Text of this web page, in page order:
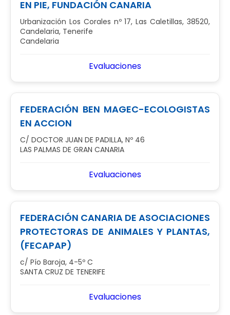
EN PIE, FUNDACIÓN CANARIA
Urbanización Los Corales nº 17, Las Caletillas, 38520,
Candelaria, Tenerife
Candelaria
Evaluaciones
FEDERACIÓN BEN MAGEC-ECOLOGISTAS
EN ACCION
C/ DOCTOR JUAN DE PADILLA, Nº 46
LAS PALMAS DE GRAN CANARIA
Evaluaciones
FEDERACIÓN CANARIA DE ASOCIACIONES
PROTECTORAS DE ANIMALES Y PLANTAS,
(FECAPAP)
c/ Pío Baroja, 4-5º C
SANTA CRUZ DE TENERIFE
Evaluaciones